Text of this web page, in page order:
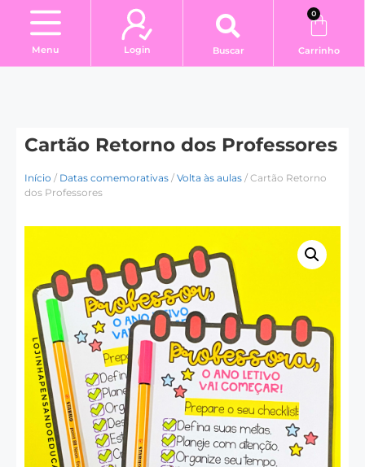
Menu Login Buscar
0
Carrinho
Cartão Retorno dos Professores
Início / Datas comemorativas / Volta às aulas / Cartão Retorno
dos Professores